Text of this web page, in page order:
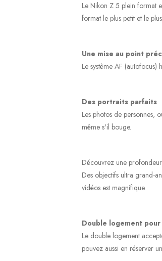
Le Nikon Z 5 plein format
format le plus petit et le
Une mise au point
Le système AF
Des portraits parfaits
Les photos de personnes,
même s'il bouge.
Découvrez une
Des objectifs ultra grand-
vidéos est magnifique.
Double logement
Le double logement
pouvez aussi en réserver